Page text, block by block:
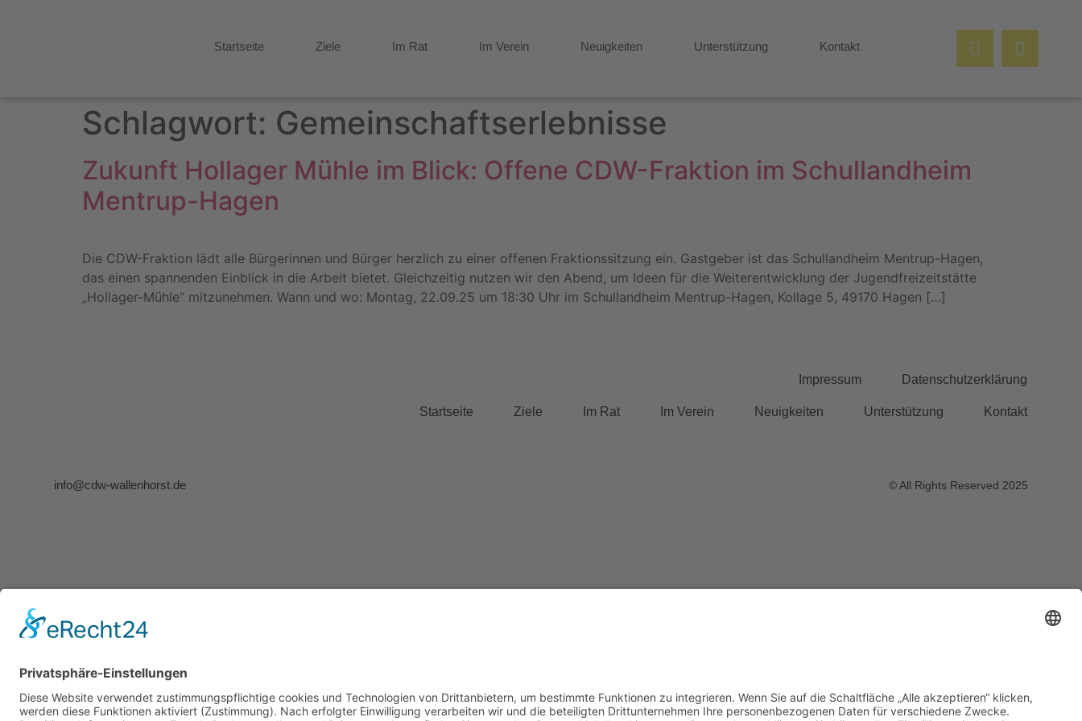
Startseite Ziele Im Rat Im Verein Neuigkeiten Unterstützung Kontakt
Schlagwort: Gemeinschaftserlebnisse
Zukunft Hollager Mühle im Blick: Offene CDW-Fraktion im Schullandheim
Mentrup-Hagen
Die CDW-Fraktion lädt alle Bürgerinnen und Bürger herzlich zu einer offenen Fraktionssitzung ein. Gastgeber ist das Schullandheim Mentrup-Hagen,
das einen spannenden Einblick in die Arbeit bietet. Gleichzeitig nutzen wir den Abend, um Ideen für die Weiterentwicklung der Jugendfreizeitstätte
„Hollager-Mühle“ mitzunehmen. Wann und wo: Montag, 22.09.25 um 18:30 Uhr im Schullandheim Mentrup-Hagen, Kollage 5, 49170 Hagen […]
Impressum Datenschutzerklärung
Startseite Ziele Im Rat Im Verein Neuigkeiten Unterstützung Kontakt
info@cdw-wallenhorst.de © All Rights Reserved 2025